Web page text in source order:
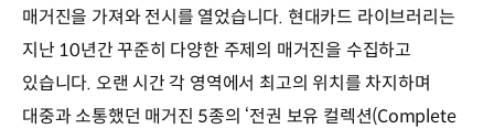
매거진을 가져와 전시를 열었습니다. 현대카드 라이브러리는
지난 10년간 꾸준히 다양한 주제의 매거진을 수집하고
있습니다. 오랜 시간 각 영역에서 최고의 위치를 차지하며
대중과 소통했던 매거진 5종의 ‘전권 보유 컬렉션(Complete